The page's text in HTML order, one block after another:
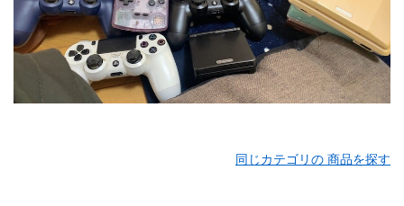
同じカテゴリの 商品を探す